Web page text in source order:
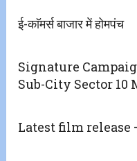
ई-काॅमर्स बाजार में होमपंच
Signature
Sub-City Sector 10
Latest film release